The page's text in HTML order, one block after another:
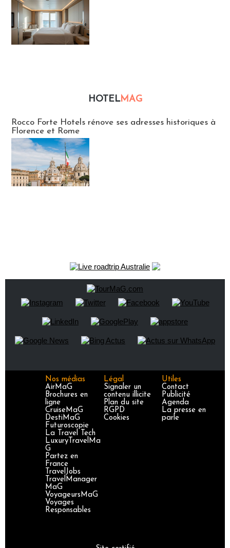
HOTELMAG
Rocco Forte Hotels rénove ses adresses historiques à
Florence et Rome
Nos médias
AirMaG
Brochures en
ligne
CruiseMaG
DestiMaG
Futuroscopie
La Travel Tech
LuxuryTravelMa
G
Partez en
France
TravelJobs
TravelManager
MaG
VoyageursMaG
Voyages
Responsables
Légal
Signaler un
contenu illicite
Plan du site
RGPD
Cookies
Utiles
Contact
Publicité
Agenda
La presse en
parle